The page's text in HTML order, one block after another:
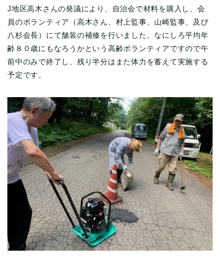
J地区高木さんの発議により、自治会で材料を購入し、会
員のボランティア（高木さん、村上監事、山崎監事、及び
八杉会長）にて舗装の補修を行いました。なにしろ平均年
齢８０歳にもなろうかという高齢ボランティアですので午
前中のみで終了し、残り半分はまた体力を蓄えて実施する
予定です。